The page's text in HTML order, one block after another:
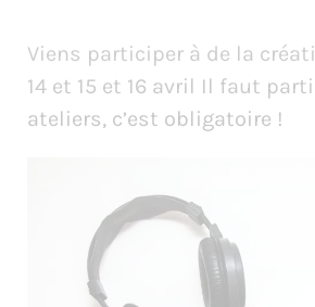
Viens participer à de la
14 et 15 et 16 avril Il faut
ateliers, c’est obligatoire !